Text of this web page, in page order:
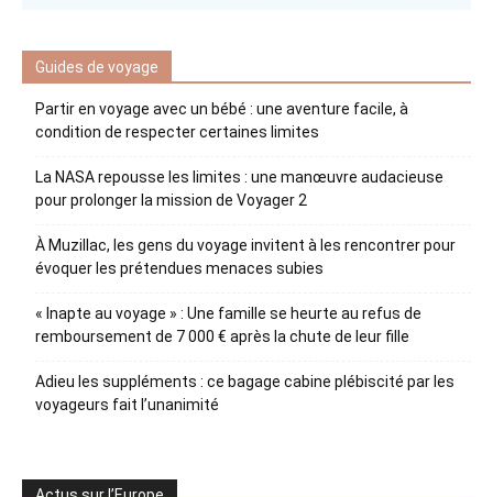
Guides de voyage
Partir en voyage avec un bébé : une aventure facile, à
condition de respecter certaines limites
La NASA repousse les limites : une manœuvre audacieuse
pour prolonger la mission de Voyager 2
À Muzillac, les gens du voyage invitent à les rencontrer pour
évoquer les prétendues menaces subies
« Inapte au voyage » : Une famille se heurte au refus de
remboursement de 7 000 € après la chute de leur fille
Adieu les suppléments : ce bagage cabine plébiscité par les
voyageurs fait l’unanimité